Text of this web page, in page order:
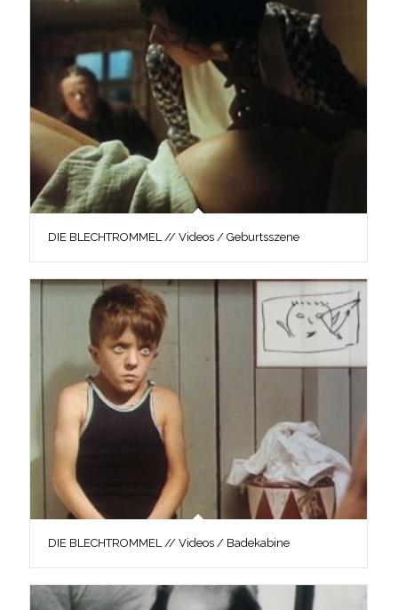
DIE BLECHTROMMEL // Videos / Geburtsszene
DIE BLECHTROMMEL // Videos / Badekabine